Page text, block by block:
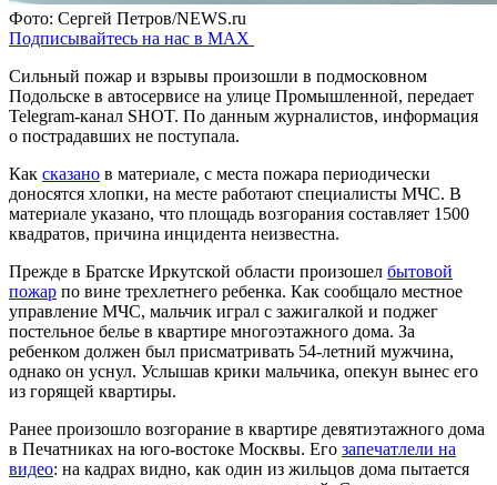
Фото: Сергей Петров/NEWS.ru
Подписывайтесь на нас в MAX
Сильный пожар и взрывы произошли в подмосковном
Подольске в автосервисе на улице Промышленной, передает
Telegram-канал SHOT. По данным журналистов, информация
о пострадавших не поступала.
Как сказано в материале, с места пожара периодически
доносятся хлопки, на месте работают специалисты МЧС. В
материале указано, что площадь возгорания составляет 1500
квадратов, причина инцидента неизвестна.
Прежде в Братске Иркутской области произошел бытовой
пожар по вине трехлетнего ребенка. Как сообщало местное
управление МЧС, мальчик играл с зажигалкой и поджег
постельное белье в квартире многоэтажного дома. За
ребенком должен был присматривать 54-летний мужчина,
однако он уснул. Услышав крики мальчика, опекун вынес его
из горящей квартиры.
Ранее произошло возгорание в квартире девятиэтажного дома
в Печатниках на юго-востоке Москвы. Его запечатлели на
видео: на кадрах видно, как один из жильцов дома пытается